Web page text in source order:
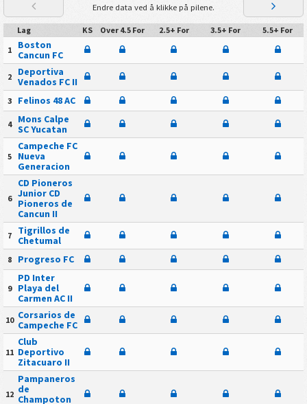
Endre data ved å klikke på pilene.
Lag KS Over 4.5 For 2.5+ For 3.5+ For
5.5+ For
1
Boston
Cancun FC
2
Deportiva
Venados FC II
3 Felinos 48 AC
4
Mons Calpe
SC Yucatan
5
Campeche FC
Nueva
Generacion
6
CD Pioneros
Junior CD
Pioneros de
Cancun II
7
Tigrillos de
Chetumal
8 Progreso FC
9
PD Inter
Playa del
Carmen AC II
10 Corsarios de
Campeche FC
11
Club
Deportivo
Zitacuaro II
12
Pampaneros
de
Champoton